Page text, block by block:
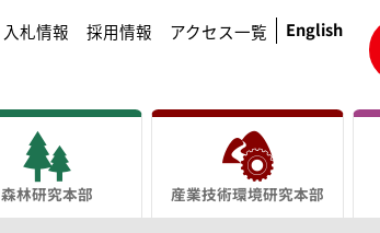
入札情報 採用情報 アクセス一覧 English
森林研究本部 産業技術環境研究本部